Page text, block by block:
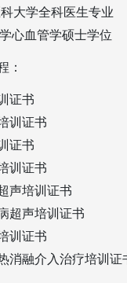
大学全科医生专业
心血管学硕士学位
：
证书
训证书
证书
训证书
声培训证书
超声培训证书
训证书
消融介入治疗培训证